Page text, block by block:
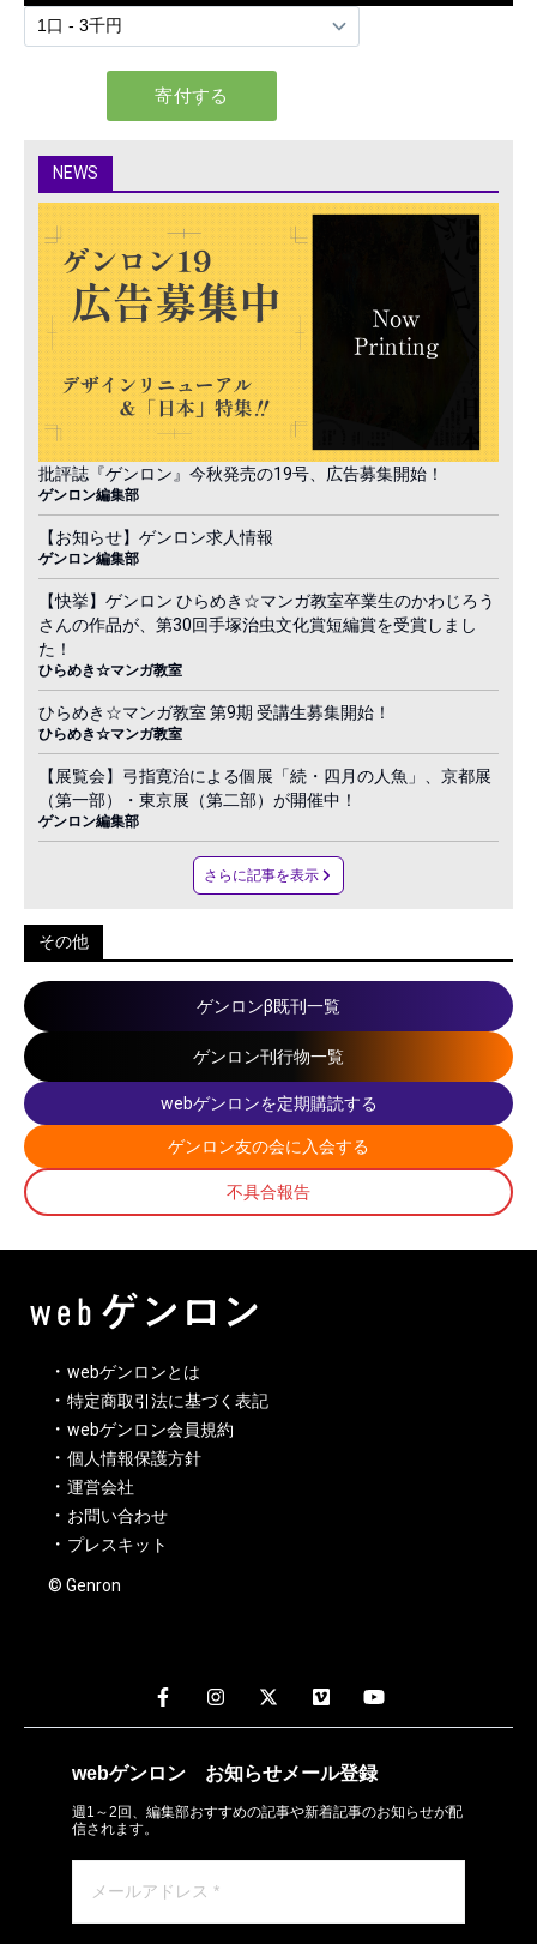
NEWS
批評誌『ゲンロン』今秋発売の19号、広告募集開始！
ゲンロン編集部
【お知らせ】ゲンロン求人情報
ゲンロン編集部
【快挙】ゲンロン ひらめき☆マンガ教室卒業生のかわじろう
さんの作品が、第30回手塚治虫文化賞短編賞を受賞しまし
た！
ひらめき☆マンガ教室
ひらめき☆マンガ教室 第9期 受講生募集開始！
ひらめき☆マンガ教室
【展覧会】弓指寛治による個展「続・四月の人魚」、京都展
（第一部）・東京展（第二部）が開催中！
ゲンロン編集部
さらに記事を表示
その他
ゲンロンβ既刊一覧
ゲンロン刊行物一覧
webゲンロンを定期購読する
ゲンロン友の会に入会する
不具合報告
webゲンロンとは
特定商取引法に基づく表記
webゲンロン会員規約
個人情報保護方針
運営会社
お問い合わせ
プレスキット
© Genron
webゲンロン お知らせメール登録
週1～2回、編集部おすすめの記事や新着記事のお知らせが配
信されます。